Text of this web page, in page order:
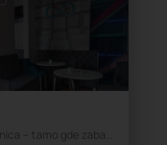
Rođendan uz igru bez granica – tamo gde zabava traje beskonačno! ✨